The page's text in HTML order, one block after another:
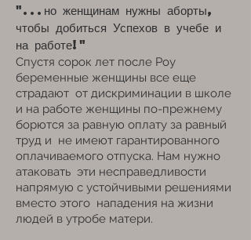
"...но женщинам нужны аборты,
чтобы добиться Успехов в учебе и
на работе!"
Спустя сорок лет после Роу
беременные женщины все еще
страдают от дискриминации в школе
и на работе женщины по-прежнему
борются за равную оплату за равный
труд и не имеют гарантированного
оплачиваемого отпуска. Нам нужно
атаковать эти несправедливости
напрямую с устойчивыми решениями
вместо этого нападения на жизни
людей в утробе матери.